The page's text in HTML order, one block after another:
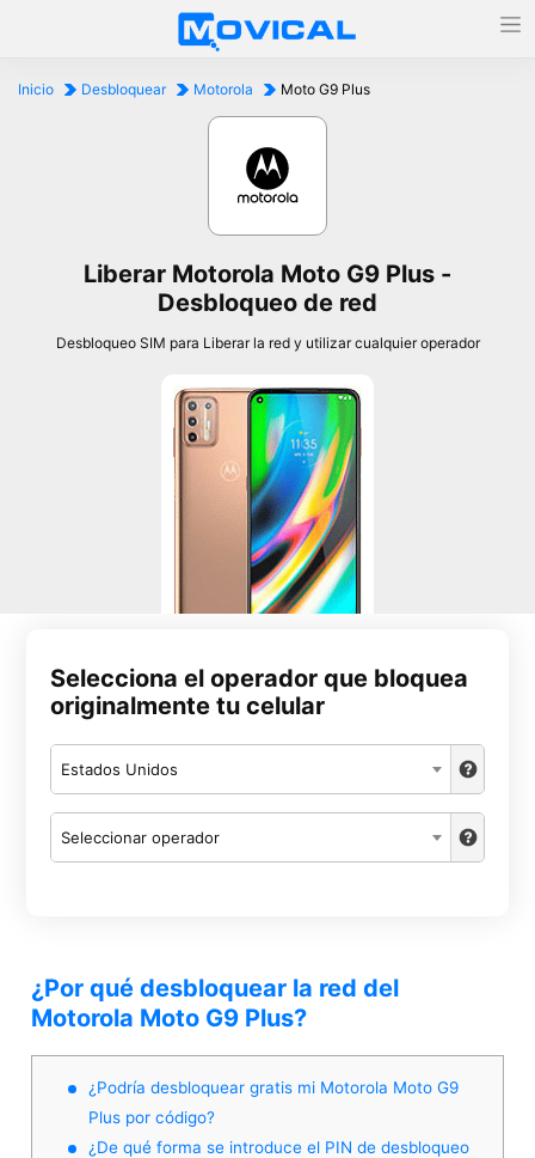
Inicio Desbloquear Motorola Moto G9 Plus
Liberar Motorola Moto G9 Plus -
Desbloqueo de red
Desbloqueo SIM para Liberar la red y utilizar cualquier operador
Selecciona el operador que bloquea
originalmente tu celular
Estados Unidos
Seleccionar operador
¿Por qué desbloquear la red del
Motorola Moto G9 Plus?
¿Podría desbloquear gratis mi Motorola Moto G9
Plus por código?
¿De qué forma se introduce el PIN de desbloqueo